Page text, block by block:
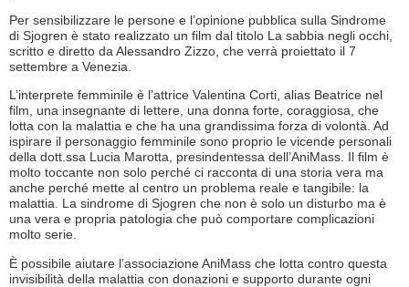
Per sensibilizzare le persone e l’opinione pubblica sulla Sindrome
di Sjogren è stato realizzato un film dal titolo La sabbia negli occhi,
scritto e diretto da Alessandro Zizzo, che verrà proiettato il 7
settembre a Venezia.
L’interprete femminile è l’attrice Valentina Corti, alias Beatrice nel
film, una insegnante di lettere, una donna forte, coraggiosa, che
lotta con la malattia e che ha una grandissima forza di volontà. Ad
ispirare il personaggio femminile sono proprio le vicende personali
della dott.ssa Lucia Marotta, presindentessa dell’AniMass. Il film è
molto toccante non solo perché ci racconta di una storia vera ma
anche perché mette al centro un problema reale e tangibile: la
malattia. La sindrome di Sjogren che non è solo un disturbo ma è
una vera e propria patologia che può comportare complicazioni
molto serie.
È possibile aiutare l’associazione AniMass che lotta contro questa
invisibilità della malattia con donazioni e supporto durante ogni